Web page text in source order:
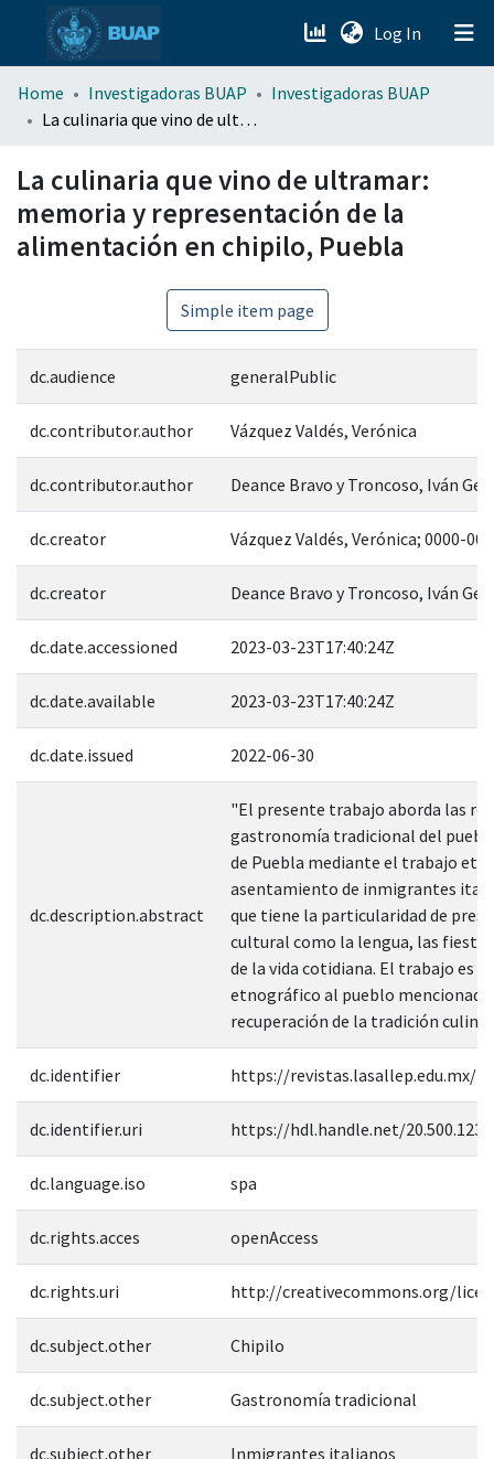
Log In (current)
menu.section.about_menu
Home Investigadoras BUAP
Investigadoras BUAP
La culinaria que vino de ultramar: memoria y representación de la alimentación en chipilo, Puebla
La culinaria que vino de ultramar:
memoria y representación de la
alimentación en chipilo, Puebla
Simple item page
dc.audience generalPublic
dc.contributor.author Vázquez Valdés, Verónica
dc.contributor.author Deance Bravo y Troncoso, Iván
dc.creator Vázquez Valdés, Verónica; 0000-
dc.creator Deance Bravo y Troncoso, Iván
dc.date.accessioned 2023-03-23T17:40:24Z
dc.date.available 2023-03-23T17:40:24Z
dc.date.issued 2022-06-30
dc.description.abstract
"El presente trabajo aborda las
gastronomía tradicional del
de Puebla mediante el trabajo
asentamiento de inmigrantes
que tiene la particularidad de
cultural como la lengua, las
de la vida cotidiana. El trabajo es
etnográfico al pueblo
recuperación de la tradición
dc.identifier https://revistas.lasallep.edu.mx/
dc.identifier.uri https://hdl.handle.net/
dc.language.iso spa
dc.rights.acces openAccess
dc.rights.uri http://creativecommons.org/
dc.subject.other Chipilo
dc.subject.other Gastronomía tradicional
dc.subject.other Inmigrantes italianos